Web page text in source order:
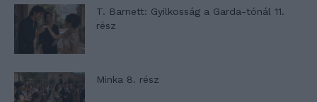
T. Barnett: Gyilkosság a Garda-tónál 11.
rész
Minka 8. rész